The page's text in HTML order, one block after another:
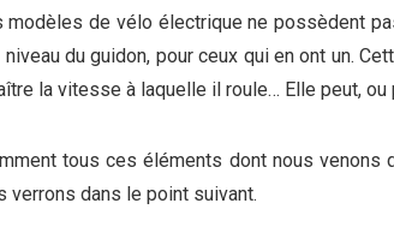
modèles de vélo électrique ne possèdent
niveau du guidon, pour ceux qui en ont un.
la vitesse à laquelle il roule… Elle peut, ou
tous ces éléments dont nous venons
verrons dans le point suivant.